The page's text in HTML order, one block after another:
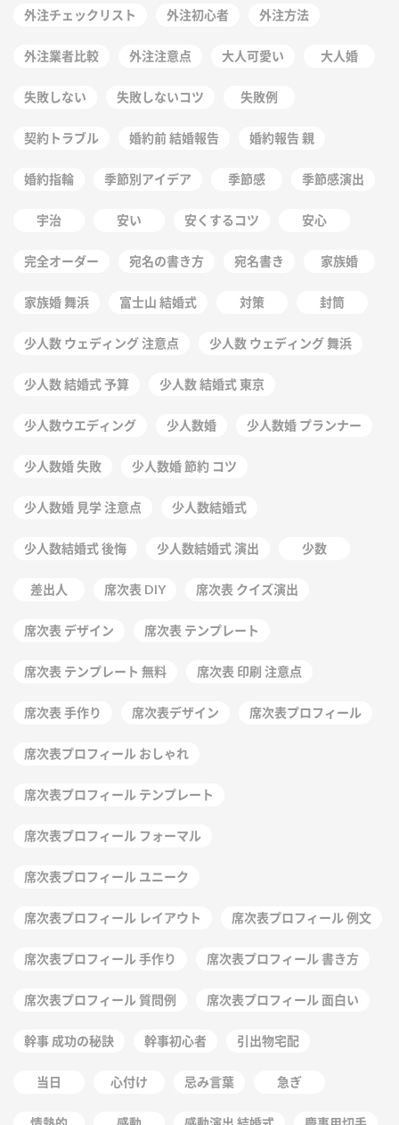
外注チェックリスト 外注初心者 外注方法
外注業者比較 外注注意点 大人可愛い 大人婚
失敗しない 失敗しないコツ 失敗例
契約トラブル 婚約前 結婚報告 婚約報告 親
婚約指輪 季節別アイデア 季節感 季節感演出
宇治 安い 安くするコツ 安心
完全オーダー 宛名の書き方 宛名書き 家族婚
家族婚 舞浜 富士山 結婚式 対策 封筒
少人数 ウェディング 注意点 少人数 ウェディング 舞浜
少人数 結婚式 予算 少人数 結婚式 東京
少人数ウエディング 少人数婚 少人数婚 プランナー
少人数婚 失敗 少人数婚 節約 コツ
少人数婚 見学 注意点 少人数結婚式
少人数結婚式 後悔 少人数結婚式 演出 少数
差出人 席次表 DIY 席次表 クイズ演出
席次表 デザイン 席次表 テンプレート
席次表 テンプレート 無料 席次表 印刷 注意点
席次表 手作り 席次表デザイン 席次表プロフィール
席次表プロフィール おしゃれ
席次表プロフィール テンプレート
席次表プロフィール フォーマル
席次表プロフィール ユニーク
席次表プロフィール レイアウト 席次表プロフィール 例文
席次表プロフィール 手作り 席次表プロフィール 書き方
席次表プロフィール 質問例 席次表プロフィール 面白い
幹事 成功の秘訣 幹事初心者 引出物宅配
当日 心付け 忌み言葉 急ぎ